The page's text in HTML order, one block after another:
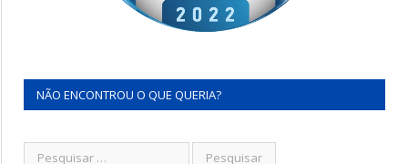
NÃO ENCONTROU O QUE QUERIA?